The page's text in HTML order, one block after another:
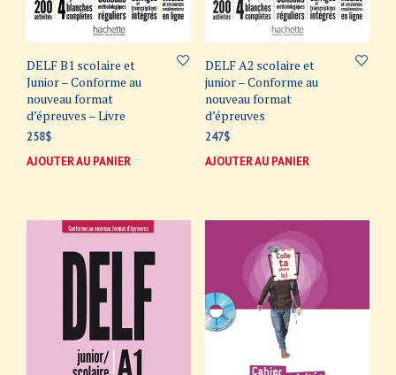
DELF B1 scolaire et
Junior – Conforme au
nouveau format
d’épreuves – Livre
258$
AJOUTER AU PANIER
DELF A2 scolaire et
junior – Conforme au
nouveau format
d’épreuves
247$
AJOUTER AU PANIER